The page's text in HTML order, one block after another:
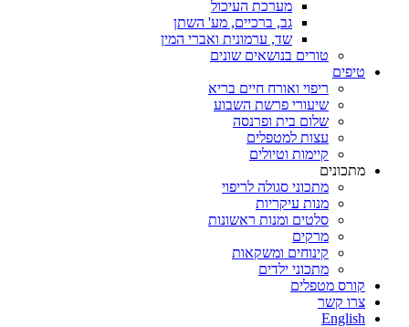
מערכת העיכול
גב, ברכיים, מע' השתן
שד, ערמונית ואברי המין
טורים בנושאים שונים
טיפים
ריפוי ואורח חיים בריא
שיעורי פרשת השבוע
שלום בית ופרנסה
עצות למטפלים
קיימות וטיולים
מתכונים
מתכוני סגולה לריפוי
מנות עיקריות
סלטים ומנות ראשונות
מרקים
קינוחים ומשקאות
מתכוני ילדים
קורס מטפלים
צרו קשר
English